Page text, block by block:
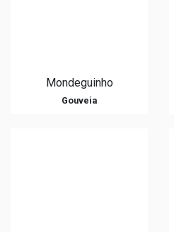
Mondeguinho
Gouveia